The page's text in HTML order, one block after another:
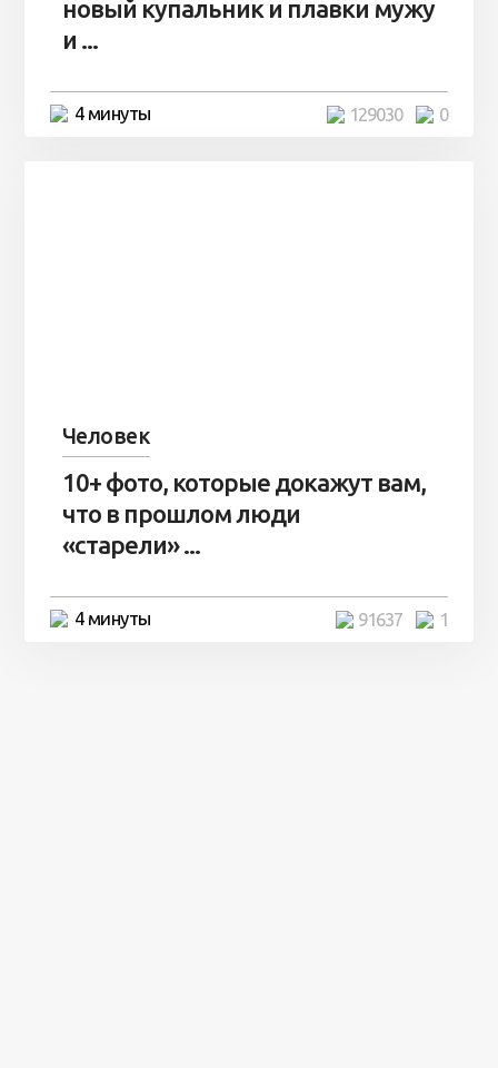
новый купальник и плавки мужу
и ...
4 минуты 0
129030
Человек
10+ фото, которые докажут вам,
что в прошлом люди
«старели» ...
4 минуты 1
91637